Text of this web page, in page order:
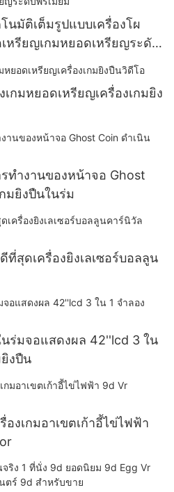
นมัติเต็มรูปแบบเครื่องโผ
หรียญเกมหยอดเหรียญระดับ
กมหยอดเหรียญเครื่องเกมยิง
ำงานของหน้าจอ Ghost
มยิงปืนในร่ม
สุดเครื่องยิงเลเซอร์บอลลูน
นร่มจอแสดงผล 42''lcd 3 ใน
ยิงปืน
งเกมอาเขตเก้าอี้ไข่ไฟฟ้า